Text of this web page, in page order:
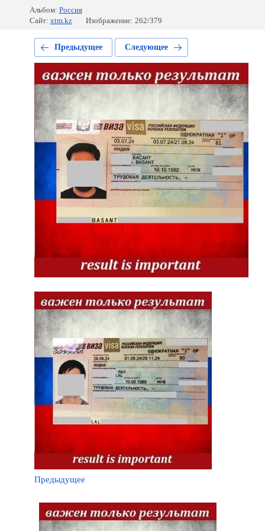
Альбом: Россия
Сайт: xtm.kz Изображение: 262/379
Предыдущее Следующее
Предыдущее